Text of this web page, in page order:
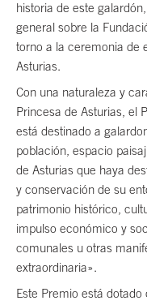
historia de este
general sobre la
torno a la ceremonia de
Asturias.
Con una naturaleza y
Princesa de Asturias, el
está destinado a
población, espacio
de Asturias que haya
y conservación de su
patrimonio histórico,
impulso económico y
comunales u otras
extraordinaria».
Este Premio está